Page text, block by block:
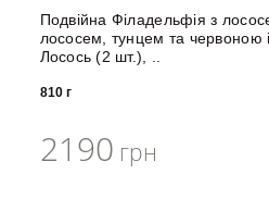
Подвійна Філадельфія з
лососем, тунцем та червоною
Лосось (2 шт.), ..
810 г
2190 грн